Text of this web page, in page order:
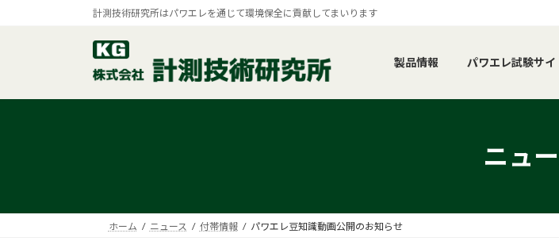
へ
ョ
計測技術研究所はパワエレを通じて環境保全に貢献してまいります
製品情報 パワエレ試験サイ
ニュ
ホーム ニュース 付帯情報 パワエレ豆知識動画公開のお知らせ